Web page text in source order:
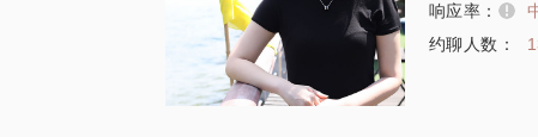
响应率：
约聊人数：